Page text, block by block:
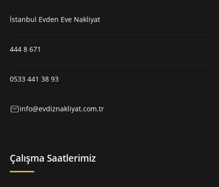
İstanbul Evden Eve Nakliyat
444 8 671
0533 441 38 93
info@evdiznakliyat.com.tr
Çalışma Saatlerimiz